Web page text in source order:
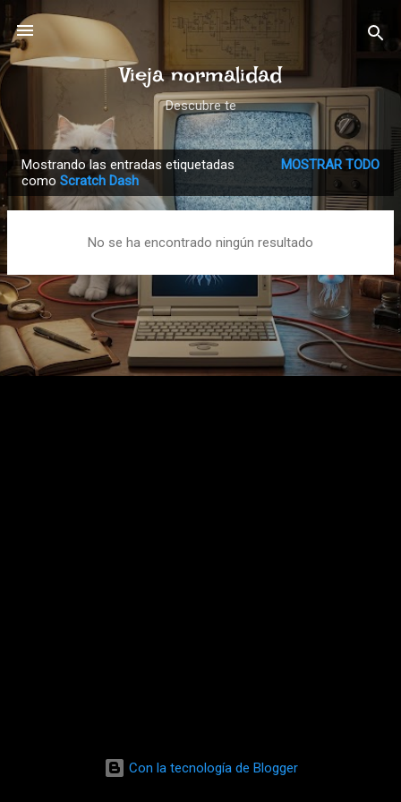
Ir al contenido principal
Vieja normalidad
Descubre te
E
n
a
d
a
s
Mostrando las entradas etiquetadas
como Scratch Dash
MOSTRAR TODO
No se ha encontrado ningún resultado
Con la tecnología de Blogger